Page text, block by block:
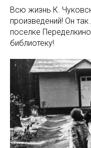
Всю жизнь К.
произведений! Он
поселке
библиотеку!